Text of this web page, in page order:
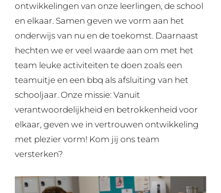
ontwikkelingen van onze leerlingen, de school
en elkaar. Samen geven we vorm aan het
onderwijs van nu en de toekomst. Daarnaast
hechten we er veel waarde aan om met het
team leuke activiteiten te doen zoals een
teamuitje en een bbq als afsluiting van het
schooljaar. Onze missie: Vanuit
verantwoordelijkheid en betrokkenheid voor
elkaar, geven we in vertrouwen ontwikkeling
met plezier vorm! Kom jij ons team
versterken?